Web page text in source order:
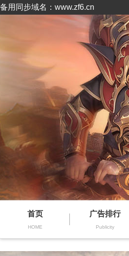
备用同步域名：www.zf6.cn
首页
HOME
广告排行
Publicity